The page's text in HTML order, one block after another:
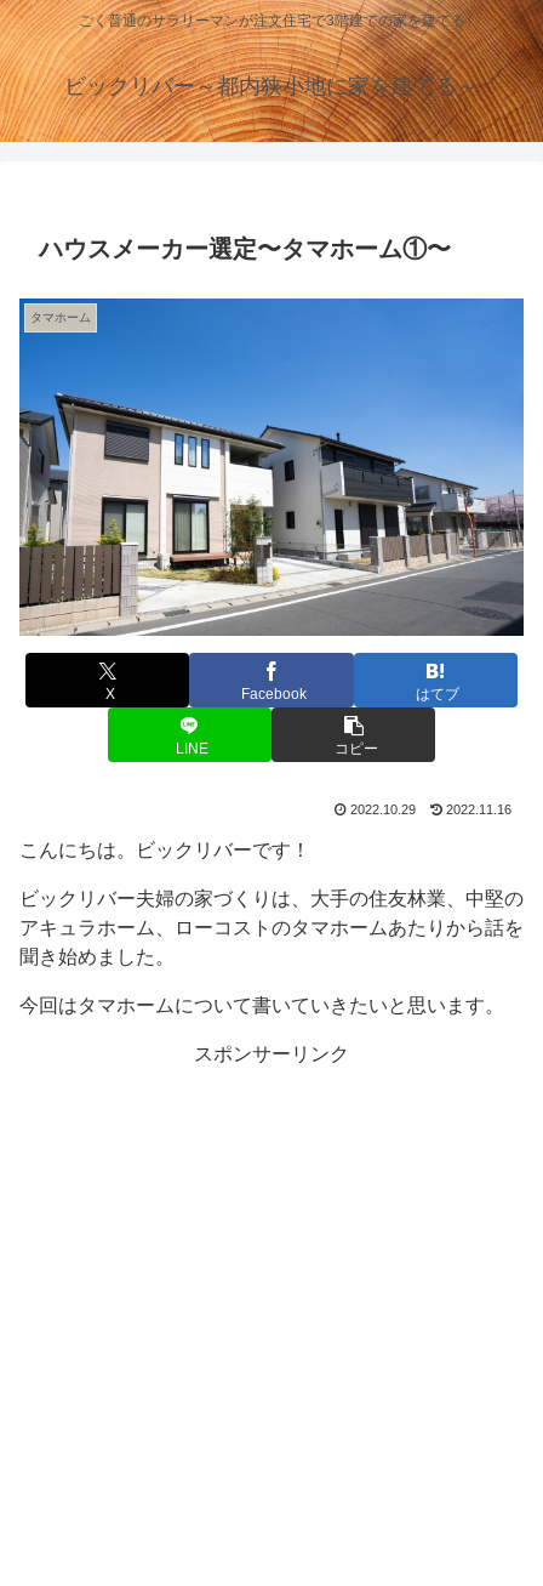
ごく普通のサラリーマンが注文住宅で3階建ての家を建てる
ビックリバー～都内狭小地に家を建てる～
ハウスメーカー選定〜タマホーム①〜
タマホーム
X Facebook はてブ
LINE コピー
2022.10.29 2022.11.16
こんにちは。ビックリバーです！
ビックリバー夫婦の家づくりは、大手の住友林業、中堅の
アキュラホーム、ローコストのタマホームあたりから話を
聞き始めました。
今回はタマホームについて書いていきたいと思います。
スポンサーリンク